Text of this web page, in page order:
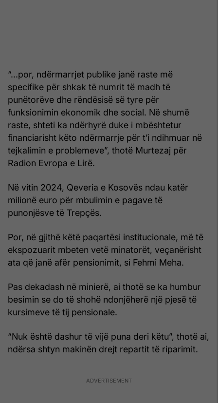
“...por, ndërmarrjet publike janë raste më
specifike për shkak të numrit të madh të
punëtorëve dhe rëndësisë së tyre për
funksionimin ekonomik dhe social. Në shumë
raste, shteti ka ndërhyrë duke i mbështetur
financiarisht këto ndërmarrje për t’i ndihmuar në
tejkalimin e problemeve”, thotë Murtezaj për
Radion Evropa e Lirë.
Në vitin 2024, Qeveria e Kosovës ndau katër
milionë euro për mbulimin e pagave të
punonjësve të Trepçës.
Por, në gjithë këtë paqartësi institucionale, më të
ekspozuarit mbeten vetë minatorët, veçanërisht
ata që janë afër pensionimit, si Fehmi Meha.
Pas dekadash në minierë, ai thotë se ka humbur
besimin se do të shohë ndonjëherë një pjesë të
kursimeve të tij pensionale.
“Nuk është dashur të vijë puna deri këtu”, thotë ai,
ndërsa shtyn makinën drejt repartit të riparimit.